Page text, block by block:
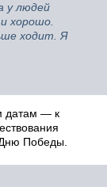
у людей
хорошо.
ходит. Я
датам — к
Победы.